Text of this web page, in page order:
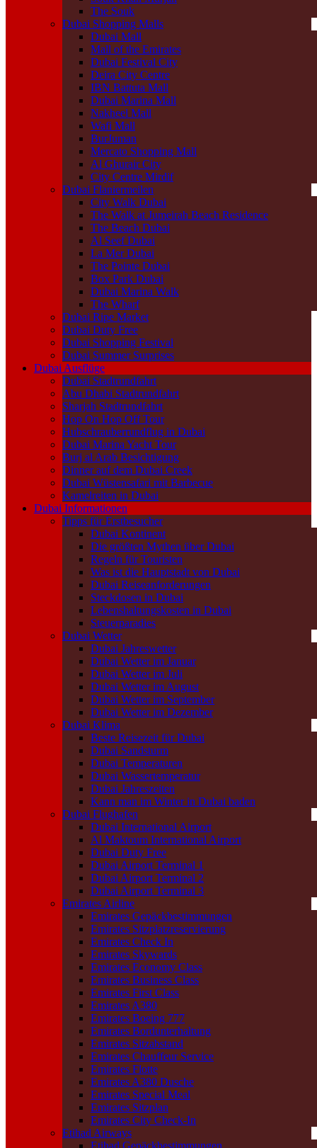
The Souk
Dubai Shopping Malls
Dubai Mall
Mall of the Emirates
Dubai Festival City
Deira City Centre
IBN Battuta Mall
Dubai Marina Mall
Nakheel Mall
Wafi Mall
BurJuman
Mercato Shopping Mall
Al Ghurair City
City Centre Mirdif
Dubai Flaniermeilen
City Walk Dubai
The Walk at Jumeirah Beach Residence
The Beach Dubai
Al Seef Dubai
La Mer Dubai
The Pointe Dubai
Box Park Dubai
Dubai Marina Walk
The Wharf
Dubai Ripe Market
Dubai Duty Free
Dubai Shopping Festival
Dubai Summer Surprises
Dubai Ausflüge
Dubai Stadtrundfahrt
Abu Dhabi Stadtrundfahrt
Sharjah Stadtrundfahrt
Hop On Hop Off Tour
Hubschrauberrundflug in Dubai
Dubai Marina Yacht Tour
Burj al Arab Besichtigung
Dinner auf dem Dubai Creek
Dubai Wüstensafari mit Barbecue
Kamelreiten in Dubai
Dubai Informationen
Tipps für Erstbesucher
Dubai Kontinent
Die größten Mythen über Dubai
Regeln für Touristen
Was ist die Hauptstadt von Dubai
Dubai Reiseanforderungen
Steckdosen in Dubai
Lebenshaltungskosten in Dubai
Steuerparadies
Dubai Wetter
Dubai Jahreswetter
Dubai Wetter im Januar
Dubai Wetter im Juli
Dubai Wetter im August
Dubai Wetter im September
Dubai Wetter im Dezember
Dubai Klima
Beste Reisezeit für Dubai
Dubai Sandsturm
Dubai Temperaturen
Dubai Wassertemperatur
Dubai Jahreszeiten
Kann man im Winter in Dubai baden
Dubai Flughafen
Dubai International Airport
Al Maktoum International Airport
Dubai Duty Free
Dubai Airport Terminal 1
Dubai Airport Terminal 2
Dubai Airport Terminal 3
Emirates Airline
Emirates Gepäckbestimmungen
Emirates Sitzplatzreservierung
Emirates Check In
Emirates Skywards
Emirates Economy Class
Emirates Business Class
Emirates First Class
Emirates A380
Emirates Boeing 777
Emirates Bordunterhaltung
Emirates Sitzabstand
Emirates Chauffeur Service
Emirates Flotte
Emirates A380 Dusche
Emirates Special Meal
Emirates Sitzplan
Emirates City Check-In
Etihad Airways
Etihad Gepäckbestimmungen